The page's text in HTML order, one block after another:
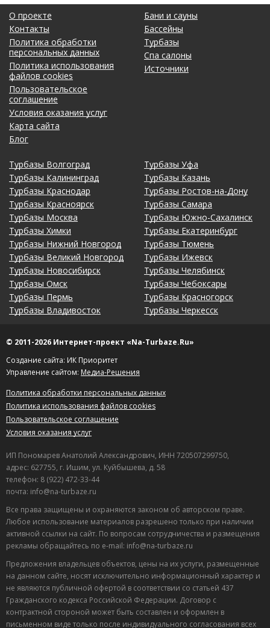
О проекте
Контакты
Политика обработки
персональных данных
Политика использования
файлов cookies
Пользовательское
соглашение
Условия оказания услуг
Карта сайта
Блог
Бани и сауны
Бассейны
Турбазы
Спа салоны
Источники
Турбазы Волгоград
Турбазы Калининград
Турбазы Краснодар
Турбазы Красноярск
Турбазы Москва
Турбазы Химки
Турбазы Нижний Новгород
Турбазы Великий Новгород
Турбазы Новосибирск
Турбазы Омск
Турбазы Пермь
Турбазы Владивосток
Турбазы Уфа
Турбазы Казань
Турбазы Ростов-на-Дону
Турбазы Самара
Турбазы Южно-Сахалинск
Турбазы Екатеринбург
Турбазы Тюмень
Турбазы Ижевск
Турбазы Челябинск
Турбазы Чебоксары
Турбазы Красногорск
Турбазы Черкесск
© 2011-2026 Интернет-проект «Na-Turbaze.Ru»
Создание сайта: ИК Приоритет
Управление сайтом: Медиа-Решения
Политика обработки персональных данных
Политика использования файлов cookies
Пользовательское соглашение
Условия оказания услуг
ИП Пономарев Анатолий Александрович, ИНН 720507299750,
адрес: 627755, г. Ишим, ул. Куйбышева, д. 58
телефон: 8 (922) 472-33-44
почта: info@na-turbaze.ru
Все права защищены и охраняются законом об авторском праве.
Любое использование материалов разрешено только при наличии
активной ссылки на сайт. По вопросам сотрудничества и размещения
рекламы обращайтесь по e-mail: info@na-turbaze.ru
Предложения владельцев объектов, цены на их услуги, размещенные
на данном сайте, носят исключительно информационный характер и
не являются публичной офертой в соответствии со статьей 437
Гражданского кодекса Российской Федерации. Договор с
контрактной стороной может быть составлен и оформлен в
письменном виде только после индивидуального согласования всех